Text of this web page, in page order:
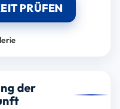
PRÜFEN
der